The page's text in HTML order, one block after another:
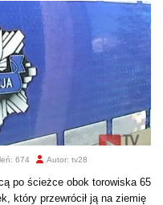
674 Autor: tv28
po ścieżce obok torowiska 65
który przewrócił ją na ziemię